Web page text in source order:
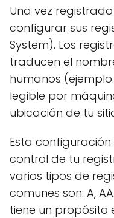
Una vez
configurar sus
System). Los
traducen el
humanos
legible por
ubicación de tu
Esta
control de tu
varios tipos de
comunes son: A,
tiene un propósito